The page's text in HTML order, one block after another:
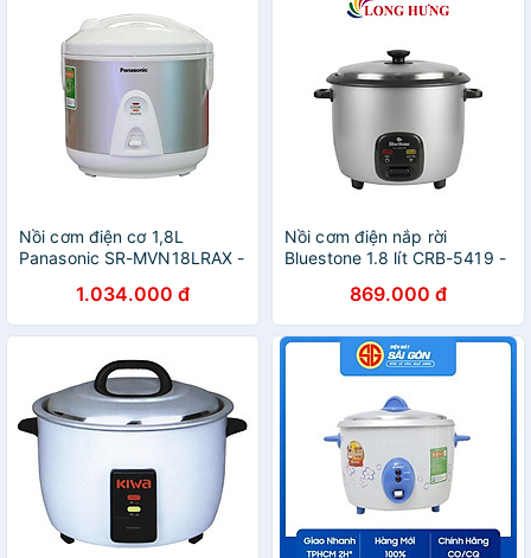
Nồi cơm điện cơ 1,8L
Panasonic SR-MVN18LRAX -
1.034.000 đ
Nồi cơm điện nắp rời
Bluestone 1.8 lít CRB-5419 -
869.000 đ